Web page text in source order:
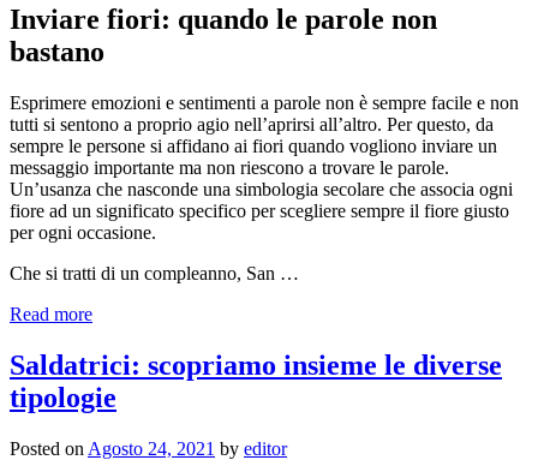
Inviare fiori: quando le parole non
bastano
Esprimere emozioni e sentimenti a parole non è sempre facile e non
tutti si sentono a proprio agio nell’aprirsi all’altro. Per questo, da
sempre le persone si affidano ai fiori quando vogliono inviare un
messaggio importante ma non riescono a trovare le parole.
Un’usanza che nasconde una simbologia secolare che associa ogni
fiore ad un significato specifico per scegliere sempre il fiore giusto
per ogni occasione.
Che si tratti di un compleanno, San …
Read more
Saldatrici: scopriamo insieme le diverse
tipologie
Posted on Agosto 24, 2021 by editor